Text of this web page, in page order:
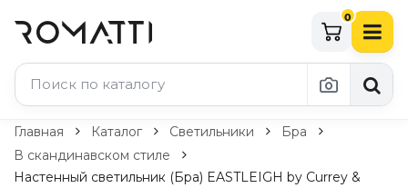
0
Каталог Romatti
Свет и освещение
Главная Каталог Светильники
Бра
В скандинавском стиле
Настенный светильник (Бра) EASTLEIGH by Currey &